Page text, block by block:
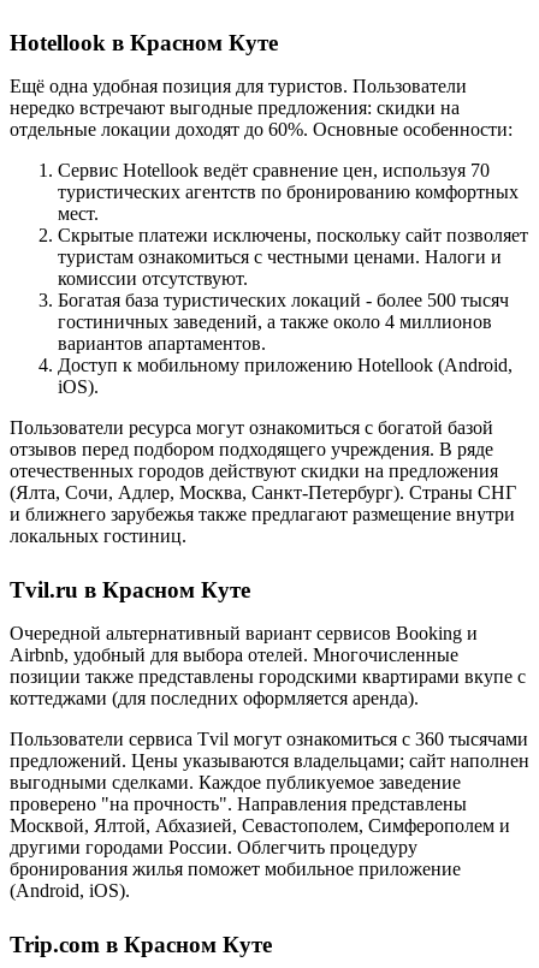
Hotellook в Красном Куте
Ещё одна удобная позиция для туристов. Пользователи
нередко встречают выгодные предложения: скидки на
отдельные локации доходят до 60%. Основные особенности:
Сервис Hotellook ведёт сравнение цен, используя 70
туристических агентств по бронированию комфортных
мест.
Скрытые платежи исключены, поскольку сайт позволяет
туристам ознакомиться с честными ценами. Налоги и
комиссии отсутствуют.
Богатая база туристических локаций - более 500 тысяч
гостиничных заведений, а также около 4 миллионов
вариантов апартаментов.
Доступ к мобильному приложению Hotellook (Android,
iOS).
Пользователи ресурса могут ознакомиться с богатой базой
отзывов перед подбором подходящего учреждения. В ряде
отечественных городов действуют скидки на предложения
(Ялта, Сочи, Адлер, Москва, Санкт-Петербург). Страны СНГ
и ближнего зарубежья также предлагают размещение внутри
локальных гостиниц.
Tvil.ru в Красном Куте
Очередной альтернативный вариант сервисов Booking и
Airbnb, удобный для выбора отелей. Многочисленные
позиции также представлены городскими квартирами вкупе с
коттеджами (для последних оформляется аренда).
Пользователи сервиса Tvil могут ознакомиться с 360 тысячами
предложений. Цены указываются владельцами; сайт наполнен
выгодными сделками. Каждое публикуемое заведение
проверено "на прочность". Направления представлены
Москвой, Ялтой, Абхазией, Севастополем, Симферополем и
другими городами России. Облегчить процедуру
бронирования жилья поможет мобильное приложение
(Android, iOS).
Trip.com в Красном Куте